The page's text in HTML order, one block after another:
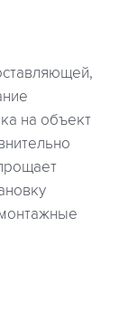
на объект